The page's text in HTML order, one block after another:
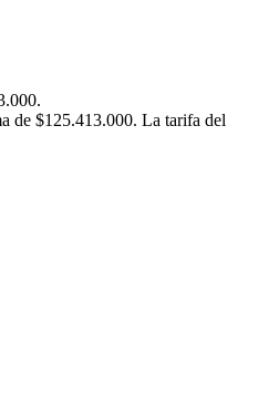
de $125.413.000. La tarifa del